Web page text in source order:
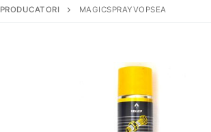
PRODUCATORI MAGICSPRAYVOPSEA